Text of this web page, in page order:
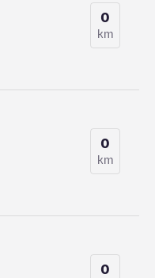
0
km
0
km
0